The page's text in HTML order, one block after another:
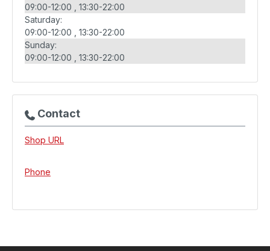
09:00-12:00
13:30-22:00
Saturday:
09:00-12:00
13:30-22:00
Sunday:
09:00-12:00
13:30-22:00
Contact
Shop URL
Phone